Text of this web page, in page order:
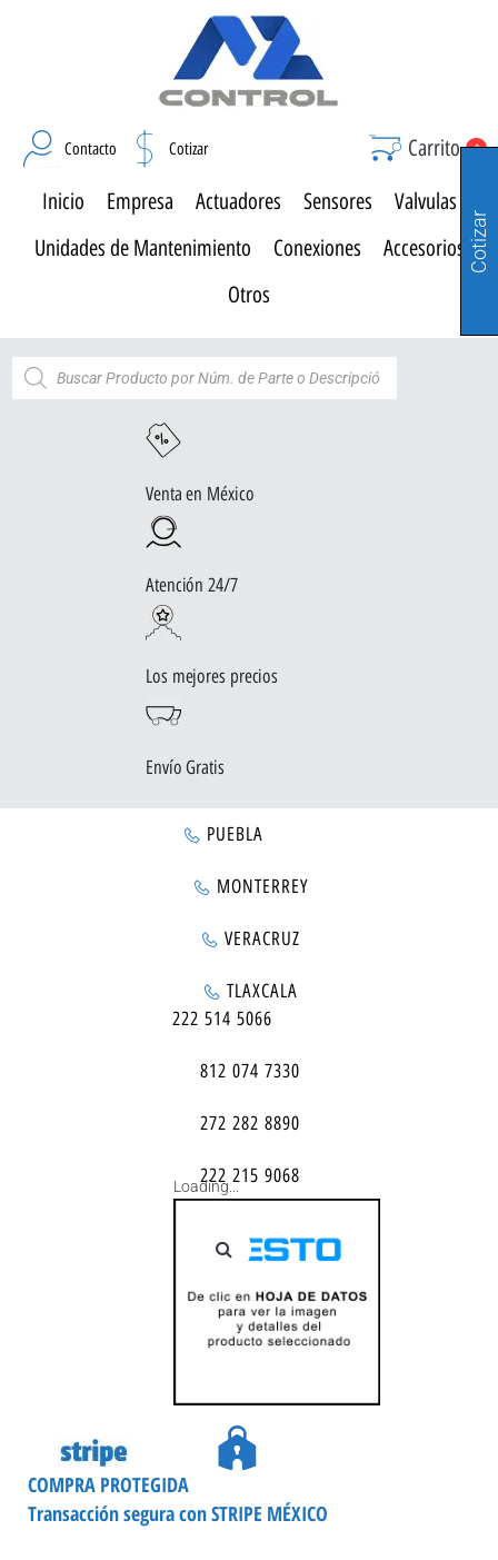
Contacto Cotizar Carrito 0
Inicio Empresa Actuadores Sensores
Valvulas
Unidades de Mantenimiento
Conexiones
Accesorios
Otros
Venta en México
Atención 24/7
Los mejores precios
Envío Gratis
PUEBLA
MONTERREY
VERACRUZ
TLAXCALA
222 514 5066
812 074 7330
272 282 8890
222 215 9068
Loading...
Transacción segura con STRIPE MÉXICO
COMPRA PROTEGIDA
Cotizar